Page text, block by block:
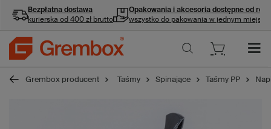
Bezpłatna dostawa
kurierska od 400 zł brutto
Opakowania i akcesoria dostępne od ręki
wszystko do pakowania w jednym miejscu
Grembox producent Taśmy Spinające Taśmy PP